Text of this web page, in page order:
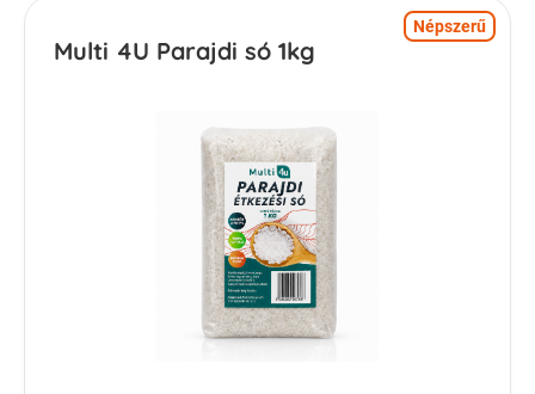
Népszerű
Multi 4U Parajdi só 1kg